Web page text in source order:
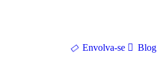
Envolva-se Blog